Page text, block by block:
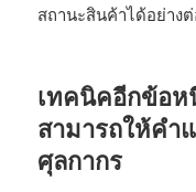
สถานะสินค้าได้อย่างต่
เทคนิคอีกข้อห
สามารถให้คำ
ศุลกากร